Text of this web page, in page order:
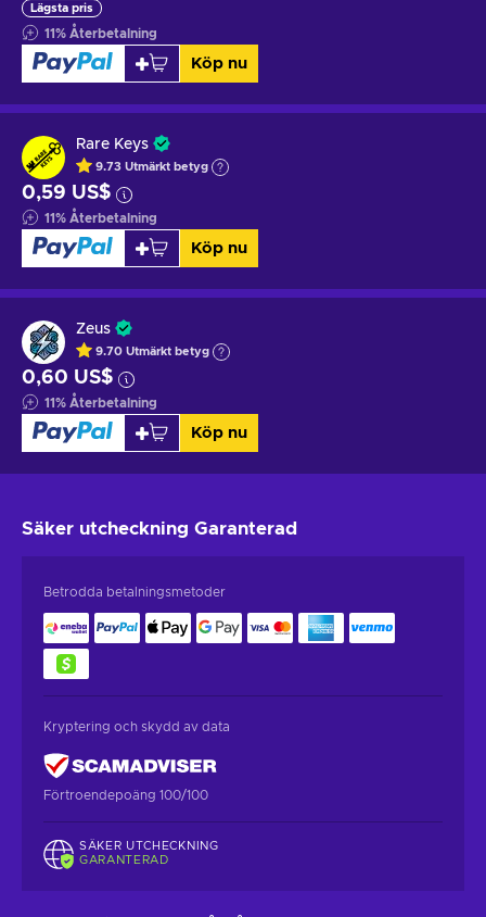
Lägsta pris
11% Återbetalning
Köp nu
Rare Keys
9.73 Utmärkt betyg
0,59 US$
11% Återbetalning
Köp nu
Zeus
9.70 Utmärkt betyg
0,60 US$
11% Återbetalning
Köp nu
Säker utcheckning Garanterad
Betrodda betalningsmetoder
Kryptering och skydd av data
Förtroendepoäng 100/100
SÄKER UTCHECKNING
GARANTERAD